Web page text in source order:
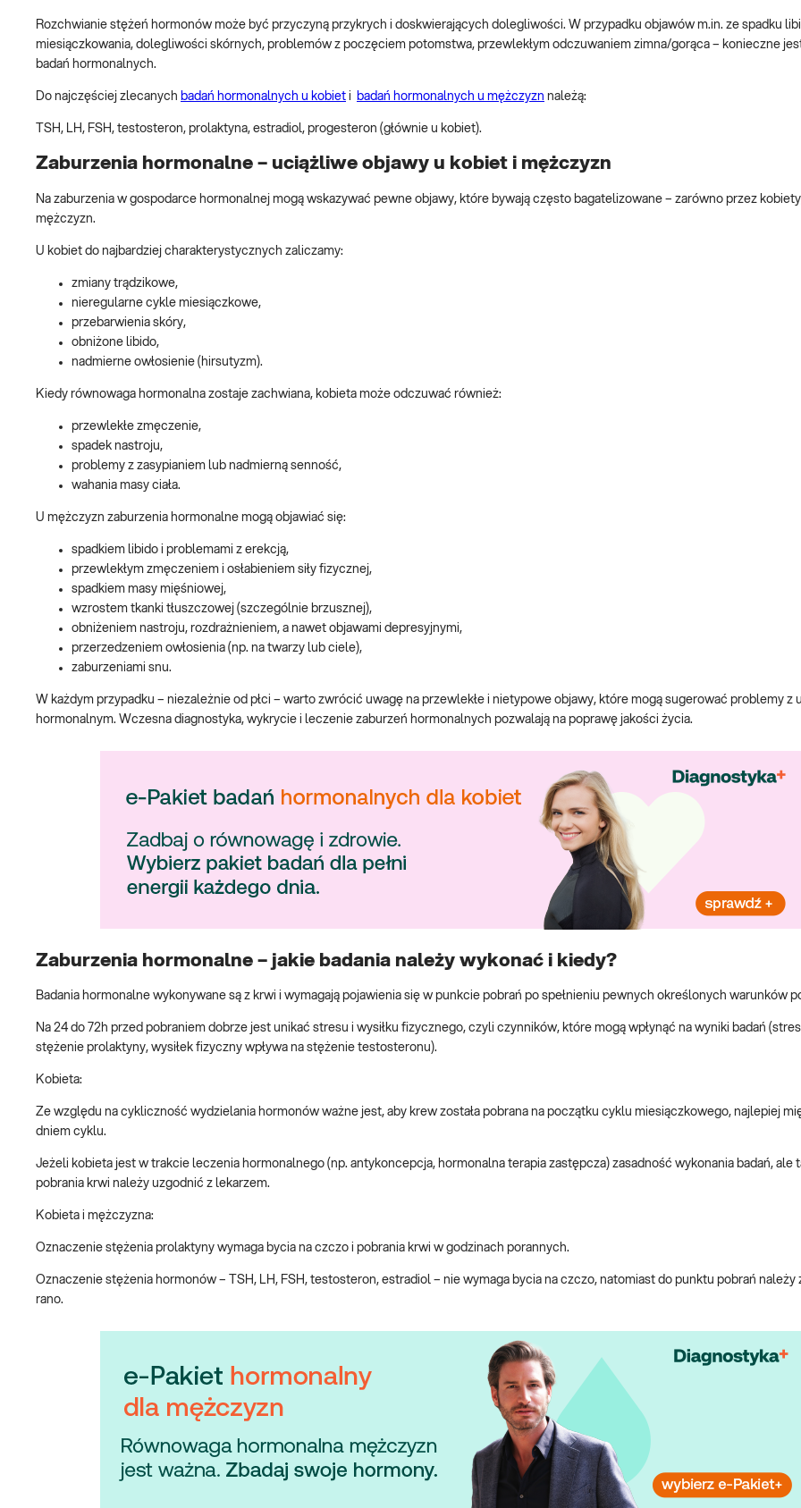
Rozchwianie stężeń hormonów może być przyczyną przykrych i doskwierających dolegliwości. W przypadku objawów m.in. ze spadku
miesiączkowania, dolegliwości skórnych, problemów z poczęciem potomstwa, przewlekłym odczuwaniem zimna/gorąca – konieczne
badań hormonalnych.
Do najczęściej zlecanych badań hormonalnych u kobiet i badań hormonalnych u mężczyzn należą:
TSH, LH, FSH, testosteron, prolaktyna, estradiol, progesteron (głównie u kobiet).
Zaburzenia hormonalne – uciążliwe objawy u kobiet i mężczyzn
Na zaburzenia w gospodarce hormonalnej mogą wskazywać pewne objawy, które bywają często bagatelizowane – zarówno przez
mężczyzn.
U kobiet do najbardziej charakterystycznych zaliczamy:
zmiany trądzikowe,
nieregularne cykle miesiączkowe,
przebarwienia skóry,
obniżone libido,
nadmierne owłosienie (hirsutyzm).
Kiedy równowaga hormonalna zostaje zachwiana, kobieta może odczuwać również:
przewlekłe zmęczenie,
spadek nastroju,
problemy z zasypianiem lub nadmierną senność,
wahania masy ciała.
U mężczyzn zaburzenia hormonalne mogą objawiać się:
spadkiem libido i problemami z erekcją,
przewlekłym zmęczeniem i osłabieniem siły fizycznej,
spadkiem masy mięśniowej,
wzrostem tkanki tłuszczowej (szczególnie brzusznej),
obniżeniem nastroju, rozdrażnieniem, a nawet objawami depresyjnymi,
przerzedzeniem owłosienia (np. na twarzy lub ciele),
zaburzeniami snu.
W każdym przypadku – niezależnie od płci – warto zwrócić uwagę na przewlekłe i nietypowe objawy, które mogą sugerować problemy z
hormonalnym. Wczesna diagnostyka, wykrycie i leczenie zaburzeń hormonalnych pozwalają na poprawę jakości życia.
Zaburzenia hormonalne – jakie badania należy wykonać i kiedy?
Badania hormonalne wykonywane są z krwi i wymagają pojawienia się w punkcie pobrań po spełnieniu pewnych określonych warunków
Na 24 do 72h przed pobraniem dobrze jest unikać stresu i wysiłku fizycznego, czyli czynników, które mogą wpłynąć na wyniki badań
stężenie prolaktyny, wysiłek fizyczny wpływa na stężenie testosteronu).
Kobieta:
Ze względu na cykliczność wydzielania hormonów ważne jest, aby krew została pobrana na początku cyklu miesiączkowego, najlepiej
dniem cyklu.
Jeżeli kobieta jest w trakcie leczenia hormonalnego (np. antykoncepcja, hormonalna terapia zastępcza) zasadność wykonania badań, ale
pobrania krwi należy uzgodnić z lekarzem.
Kobieta i mężczyzna:
Oznaczenie stężenia prolaktyny wymaga bycia na czczo i pobrania krwi w godzinach porannych.
Oznaczenie stężenia hormonów – TSH, LH, FSH, testosteron, estradiol – nie wymaga bycia na czczo, natomiast do punktu pobrań należy
rano.